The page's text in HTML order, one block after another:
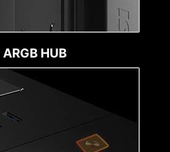
ARGB HUB